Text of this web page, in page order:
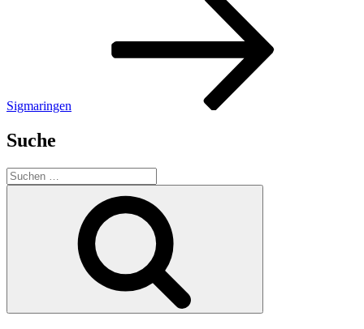
Sigmaringen
Suche
Suchen
nach: